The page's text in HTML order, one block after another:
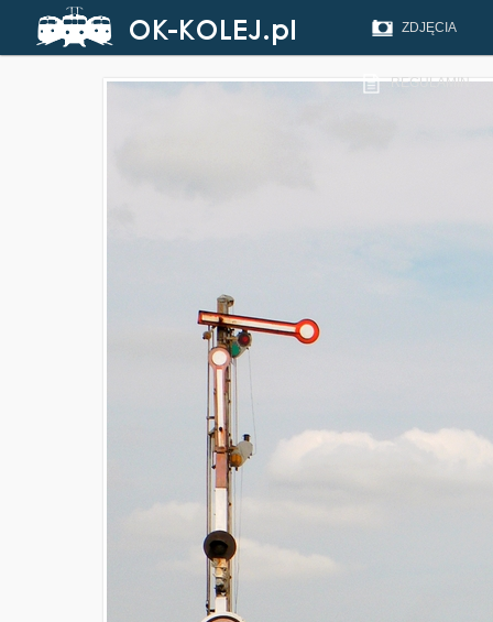
ZDJĘCIA
REGULAMIN